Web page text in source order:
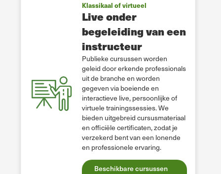
Klassikaal of virtueel
Live onder
begeleiding van een
instructeur
Publieke cursussen worden
geleid door erkende professionals
uit de branche en worden
gegeven via boeiende en
interactieve live, persoonlijke of
virtuele trainingssessies. We
bieden uitgebreid cursusmateriaal
en officiële certificaten, zodat je
verzekerd bent van een lonende
en professionele ervaring.
Beschikbare cursussen